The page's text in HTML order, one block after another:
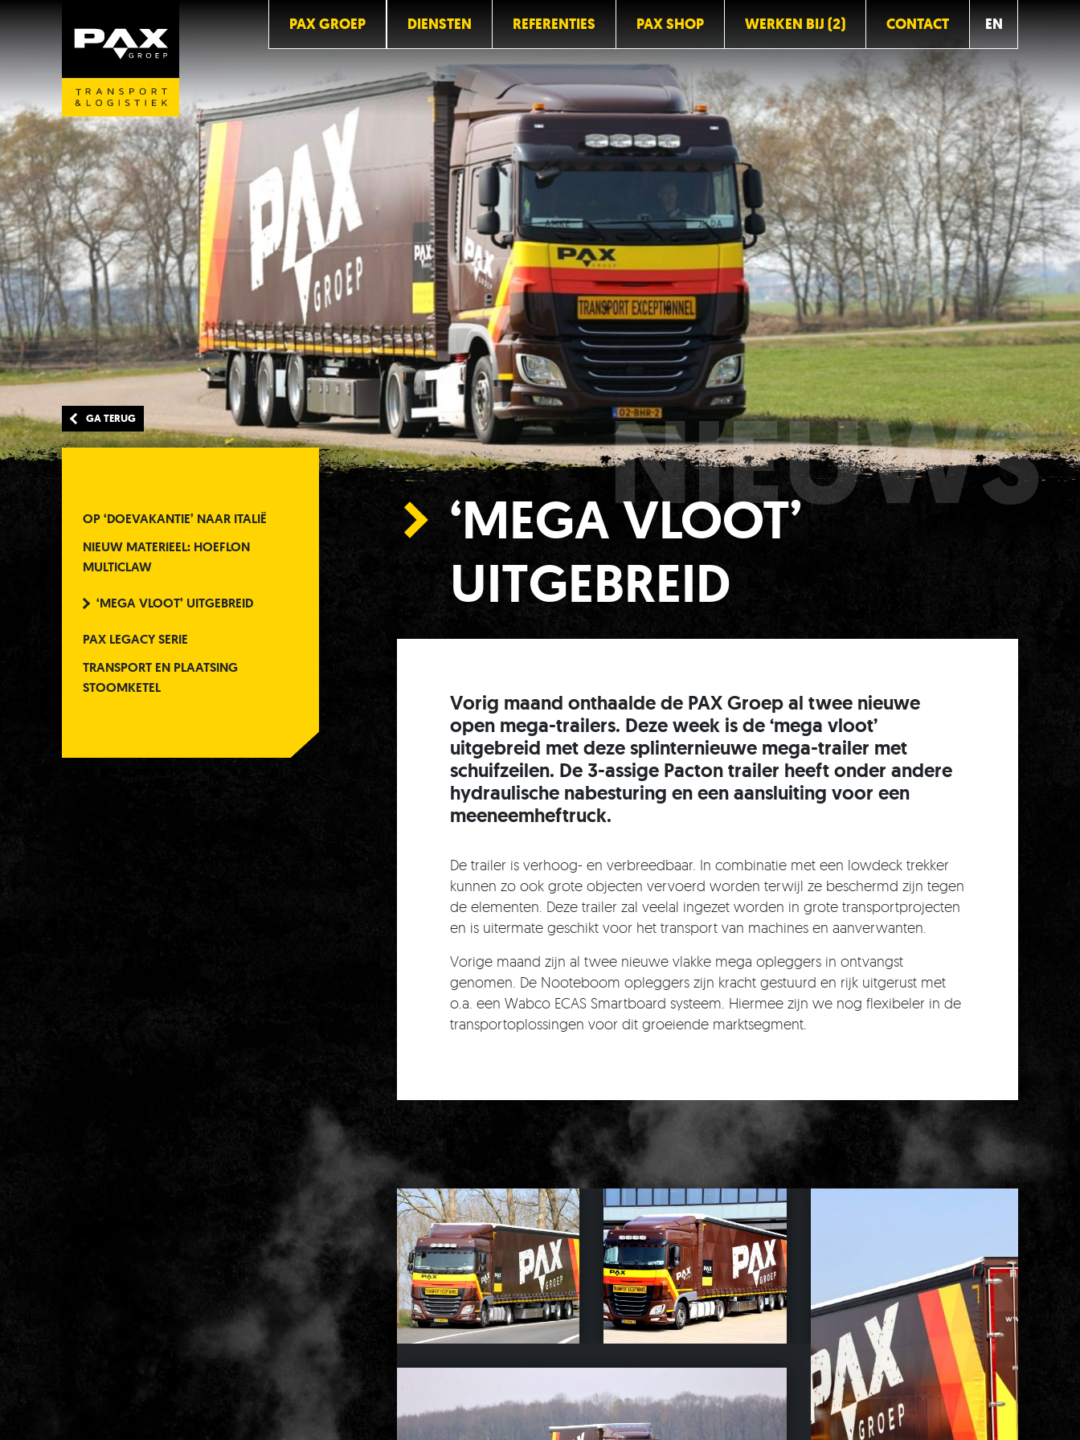
EN
PAX GROEP DIENSTEN REFERENTIES PAX SHOP WERKEN BIJ (2) CONTACT
GA TERUG
OP ‘DOEVAKANTIE’ NAAR ITALIË
NIEUW MATERIEEL: HOEFLON
MULTICLAW
‘MEGA VLOOT’ UITGEBREID
PAX LEGACY SERIE
TRANSPORT EN PLAATSING
STOOMKETEL
NIEUWS
‘MEGA VLOOT’
UITGEBREID
Vorig maand onthaalde de PAX Groep al twee nieuwe
open mega-trailers. Deze week is de ‘mega vloot’
uitgebreid met deze splinternieuwe mega-trailer met
schuifzeilen. De 3-assige Pacton trailer heeft onder andere
hydraulische nabesturing en een aansluiting voor een
meeneemheftruck.
De trailer is verhoog- en verbreedbaar. In combinatie met een lowdeck trekker
kunnen zo ook grote objecten vervoerd worden terwijl ze beschermd zijn tegen
de elementen. Deze trailer zal veelal ingezet worden in grote transportprojecten
en is uitermate geschikt voor het transport van machines en aanverwanten.
Vorige maand zijn al twee nieuwe vlakke mega opleggers in ontvangst
genomen. De Nooteboom opleggers zijn kracht gestuurd en rijk uitgerust met
o.a. een Wabco ECAS Smartboard systeem. Hiermee zijn we nog flexibeler in de
transportoplossingen voor dit groeiende marktsegment.